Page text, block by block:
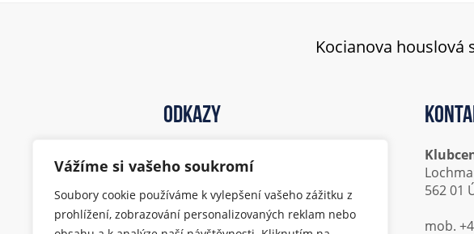
Vážíme si vašeho soukromí
Soubory cookie používáme k vylepšení vašeho zážitku z
prohlížení, zobrazování personalizovaných reklam nebo
Kocianova houslová
Odkazy
Festival
Kontakt
Archiv
562 01
mob.